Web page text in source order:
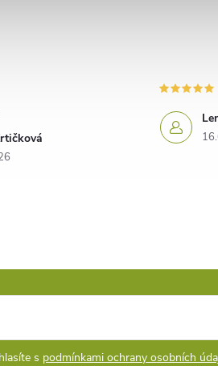
s podmínkami ochrany osobních